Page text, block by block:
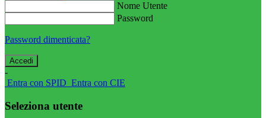
Nome Utente
Password
Password dimenticata?
-
Entra con SPID Entra con CIE
Seleziona utente